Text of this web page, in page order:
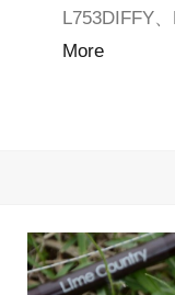
L753DIFFY
More